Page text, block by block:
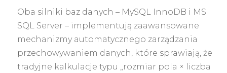
Oba silniki baz danych – MySQL InnoDB i MS
SQL Server – implementują zaawansowane
mechanizmy automatycznego zarządzania
przechowywaniem danych, które sprawiają, że
tradyjne kalkulacje typu „rozmiar pola × liczba